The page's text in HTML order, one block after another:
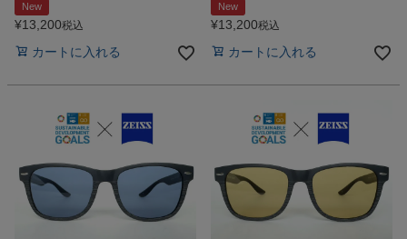
New
¥13,200税込
カートに入れる
New
¥13,200税込
カートに入れる